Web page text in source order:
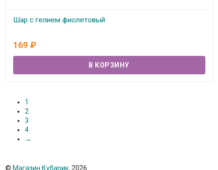
Шар с гелием фиолетовый
169 ₽
1
2
3
4
→
© Магазин Кубарик, 2026